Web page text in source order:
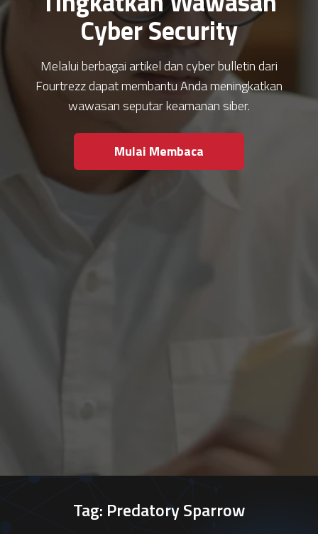
Cyber Security
Melalui berbagai artikel dan cyber bulletin dari
Fourtrezz dapat membantu Anda meningkatkan
wawasan seputar keamanan siber.
Mulai Membaca
Tag: Predatory Sparrow